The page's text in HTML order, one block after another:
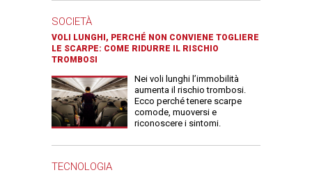
SOCIETÀ
VOLI LUNGHI, PERCHÉ NON CONVIENE TOGLIERE
LE SCARPE: COME RIDURRE IL RISCHIO
TROMBOSI
Nei voli lunghi l’immobilità
aumenta il rischio trombosi.
Ecco perché tenere scarpe
comode, muoversi e
riconoscere i sintomi.
TECNOLOGIA